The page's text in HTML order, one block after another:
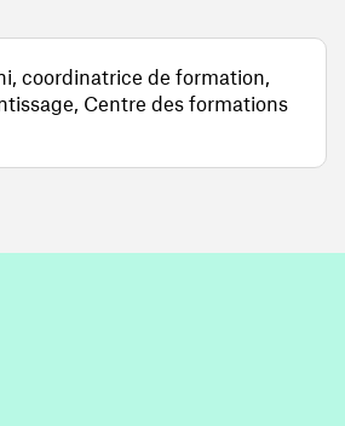
coordinatrice de formation,
Centre des formations